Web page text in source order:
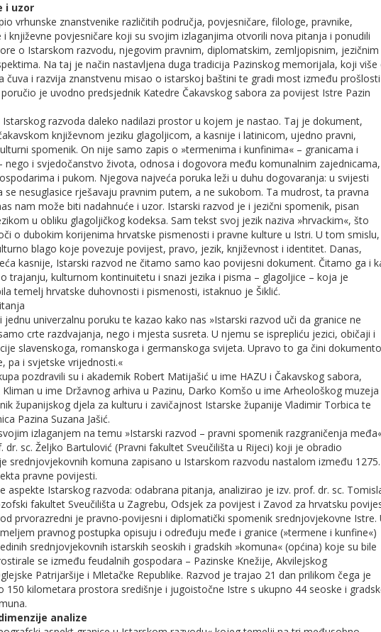
i uzor
vrhunske znanstvenike različitih područja, povjesničare, filologe, pravnike,
i književne povjesničare koji su svojim izlaganjima otvorili nova pitanja i ponudili
o Istarskom razvodu, njegovim pravnim, diplomatskim, zemljopisnim, jezičnim
Na taj je način nastavljena duga tradicija Pazinskog memorijala, koji više
čuva i razvija znanstvenu misao o istarskoj baštini te gradi most između
je uvodno predsjednik Katedre Čakavskog sabora za povijest Istre Pazin
Istarskog razvoda daleko nadilazi prostor u kojem je nastao. Taj je dokument,
književnom jeziku glagoljicom, a kasnije i latinicom, ujedno pravni,
spomenik. On nije samo zapis o »termenima i kunfinima« – granicama i
nego i svjedočanstvo života, odnosa i dogovora među komunalnim zajednicama,
i pukom. Njegova najveća poruka leži u duhu dogovaranja: u svijesti
se nesuglasice rješavaju pravnim putem, a ne sukobom. Ta mudrost, ta pravna
nam može biti nadahnuće i uzor. Istarski razvod je i jezični spomenik, pisan
u obliku glagoljičkog kodeksa. Sam tekst svoj jezik naziva »hrvackim«, što
o dubokim korijenima hrvatske pismenosti i pravne kulture u Istri. U tom smislu,
blago koje povezuje povijest, pravo, jezik, književnost i identitet. Danas,
kasnije, Istarski razvod ne čitamo samo kao povijesni dokument. Čitamo ga i
trajanju, kulturnom kontinuitetu i snazi jezika i pisma – glagoljice – koja je
temelj hrvatske duhovnosti i pismenosti, istaknuo je Šiklić.
jednu univerzalnu poruku te kazao kako nas »Istarski razvod uči da granice ne
crte razdvajanja, nego i mjesta susreta. U njemu se isprepliću jezici, običaji i
slavenskoga, romanskoga i germanskoga svijeta. Upravo to ga čini
pa i svjetske vrijednosti.«
pozdravili su i akademik Robert Matijašić u ime HAZU i Čakavskog sabora,
u ime Državnog arhiva u Pazinu, Darko Komšo u ime Arheološkog muzeja
županijskog djela za kulturu i zavičajnost Istarske županije Vladimir Torbica te
Pazina Suzana Jašić.
izlaganjem na temu »Istarski razvod – pravni spomenik razgraničenja
dr. sc. Željko Bartulović (Pravni fakultet Sveučilišta u Rijeci) koji je obradio
srednjovjekovnih komuna zapisano u Istarskom razvodu nastalom između
pravne povijesti.
aspekte Istarskog razvoda: odabrana pitanja, analizirao je izv. prof. dr. sc.
fakultet Sveučilišta u Zagrebu, Odsjek za povijest i Zavod za hrvatsku
prvorazredni je pravno-povijesni i diplomatički spomenik srednjovjekovne Istre.
pravnog postupka opisuju i određuju međe i granice (»termene i kunfine«)
srednjovjekovnih istarskih seoskih i gradskih »komuna« (općina) koje su bile
se između feudalnih gospodara – Pazinske Knežije, Akvilejskog
Patrijaršije i Mletačke Republike. Razvod je trajao 21 dan prilikom čega je
150 kilometara prostora središnje i jugoistočne Istre s ukupno 44 seoske i
analize